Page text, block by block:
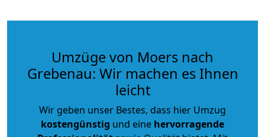
Umzüge von Moers nach
Grebenau: Wir machen es Ihnen
leicht
Wir geben unser Bestes, dass hier Umzug
kostengünstig und eine hervorragende